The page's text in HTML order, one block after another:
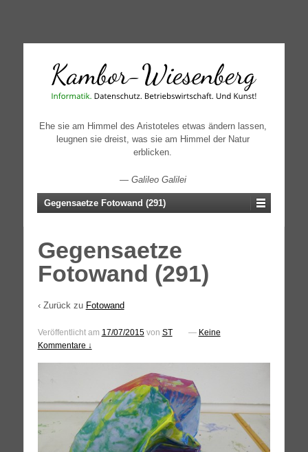
↓
CONTENT
Ehe sie am Himmel des Aristoteles etwas ändern lassen,
leugnen sie dreist, was sie am Himmel der Natur
erblicken.
— Galileo Galilei
Gegensaetze Fotowand (291)
Gegensaetze
Fotowand (291)
‹ Zurück zu Fotowand
Veröffentlicht am 17/07/2015von ST — Keine
Kommentare ↓